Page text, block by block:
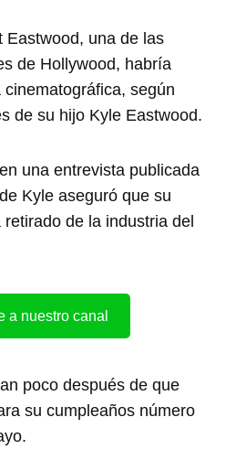
Eastwood, una de las
de Hollywood, habría
según
de su hijo Kyle Eastwood.
una entrevista publicada
Kyle aseguró que su
de la industria del
a nuestro canal
poco después de que
su cumpleaños número